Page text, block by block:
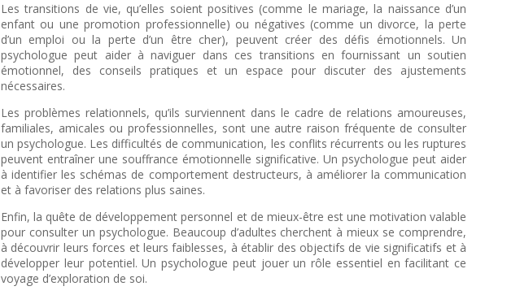
Les transitions de vie, qu’elles soient positives (comme le mariage, la naissance d’un
enfant ou une promotion professionnelle) ou négatives (comme un divorce, la perte
d’un emploi ou la perte d’un être cher), peuvent créer des défis émotionnels. Un
psychologue peut aider à naviguer dans ces transitions en fournissant un soutien
émotionnel, des conseils pratiques et un espace pour discuter des ajustements
nécessaires.
Les problèmes relationnels, qu’ils surviennent dans le cadre de relations amoureuses,
familiales, amicales ou professionnelles, sont une autre raison fréquente de consulter
un psychologue. Les difficultés de communication, les conflits récurrents ou les ruptures
peuvent entraîner une souffrance émotionnelle significative. Un psychologue peut aider
à identifier les schémas de comportement destructeurs, à améliorer la communication
et à favoriser des relations plus saines.
Enfin, la quête de développement personnel et de mieux-être est une motivation valable
pour consulter un psychologue. Beaucoup d’adultes cherchent à mieux se comprendre,
à découvrir leurs forces et leurs faiblesses, à établir des objectifs de vie significatifs et à
développer leur potentiel. Un psychologue peut jouer un rôle essentiel en facilitant ce
voyage d’exploration de soi.